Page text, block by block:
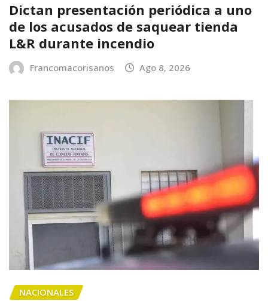
Dictan presentación periódica a uno
de los acusados de saquear tienda
L&R durante incendio
Francomacorisanos Ago 8, 2026
NACIONALES